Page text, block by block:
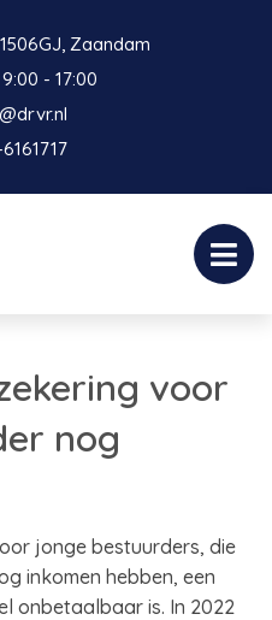
Zaandam
- 17:00
voor
nog
jonge bestuurders, die
inkomen hebben, een
onbetaalbaar is. In 2022